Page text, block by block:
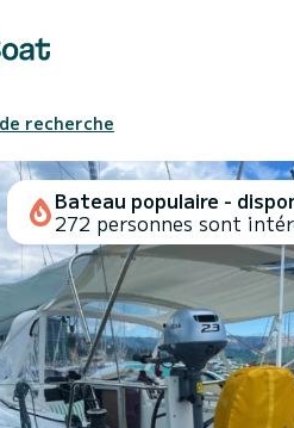
recherche
Bateau populaire -
272 personnes sont